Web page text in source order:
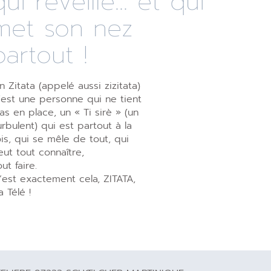
son nez
!
Zitata (appelé aussi zizitata)
une personne qui ne tient
en place, un « Ti sirè » (un
qui est partout à la
qui se mêle de tout, qui
tout connaître,
faire.
exactement cela, ZITATA,
Télé !